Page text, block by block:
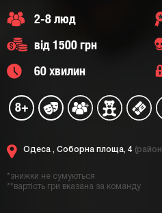
2-8 люд
від 1500 грн
60 хвилин
8+
Одеса , Соборна площа, 4
*знижки не сумуються
**вартість гри вказана за команду